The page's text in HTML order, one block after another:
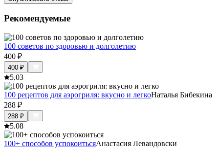
Рекомендуемые
100 советов по здоровью и долголетию
400 ₽
400 ₽
5.03
100 рецептов для аэрогриля: вкусно и легкоНаталья Бибекина
288 ₽
288 ₽
5.08
100+ способов успокоитьсяАнастасия Левандовски